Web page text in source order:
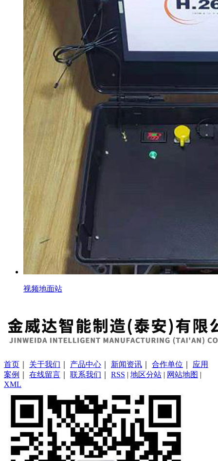
视频地面站
首页 关于我们 产品中心 新闻资讯 合作单位
应用
案例
在线留言 联系我们 RSS 地区分站 网站地图
XML